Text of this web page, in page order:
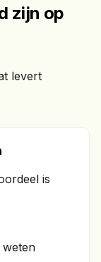
zijn op
levert
is
weten